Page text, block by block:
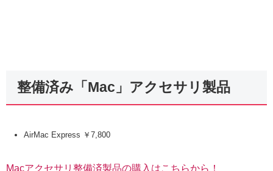
整備済み「Mac」アクセサリ製品
AirMac Express ￥7,800
Macアクセサリ整備済製品の購入はこちらから！